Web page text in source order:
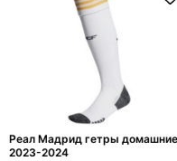
Реал Мадрид гетры домашние
2023-2024